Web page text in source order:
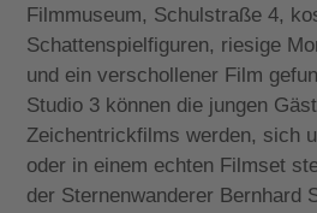
Filmmuseum, Schulstraße 4,
Schattenspielfiguren, riesige
und ein verschollener Film
Studio 3 können die jungen
Zeichentrickfilms werden, sich
oder in einem echten Filmset
der Sternenwanderer Bernhard